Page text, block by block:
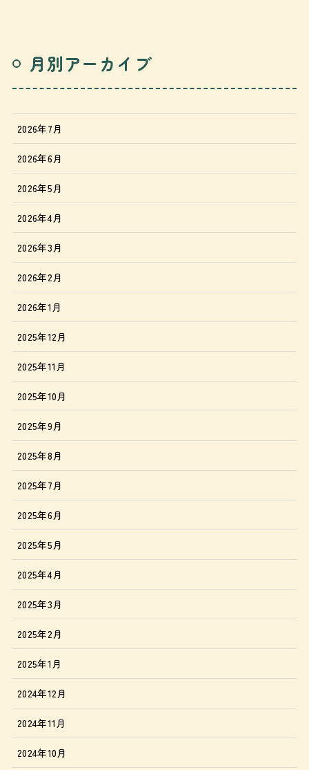
月別アーカイブ
2026年7月
2026年6月
2026年5月
2026年4月
2026年3月
2026年2月
2026年1月
2025年12月
2025年11月
2025年10月
2025年9月
2025年8月
2025年7月
2025年6月
2025年5月
2025年4月
2025年3月
2025年2月
2025年1月
2024年12月
2024年11月
2024年10月